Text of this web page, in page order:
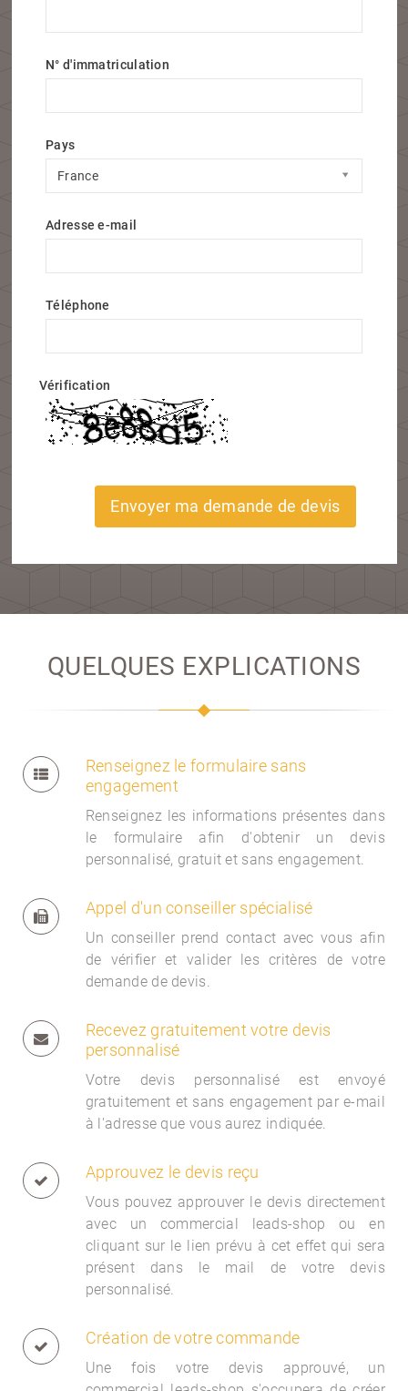
N° d'immatriculation
Pays
France
Pays
Adresse e-mail
Téléphone
Vérification
Envoyer ma demande de devis
QUELQUES EXPLICATIONS
Renseignez le formulaire sans
engagement
Renseignez les informations présentes dans
le formulaire afin d'obtenir un devis
personnalisé, gratuit et sans engagement.
Appel d'un conseiller spécialisé
Un conseiller prend contact avec vous afin
de vérifier et valider les critères de votre
demande de devis.
Recevez gratuitement votre devis
personnalisé
Votre devis personnalisé est envoyé
gratuitement et sans engagement par e-mail
à l'adresse que vous aurez indiquée.
Approuvez le devis reçu
Vous pouvez approuver le devis directement
avec un commercial leads-shop ou en
cliquant sur le lien prévu à cet effet qui sera
présent dans le mail de votre devis
personnalisé.
Création de votre commande
Une fois votre devis approuvé, un